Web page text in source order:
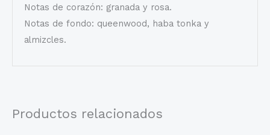
Notas de corazón: granada y rosa.
Notas de fondo: queenwood, haba tonka y
almizcles.
Productos relacionados